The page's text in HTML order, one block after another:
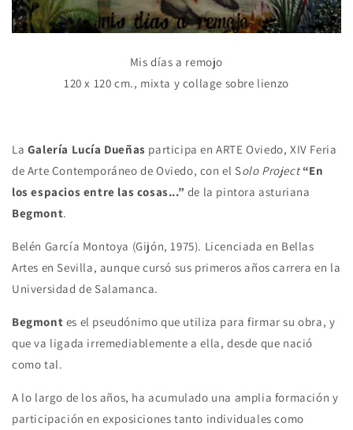
Mis días a remojo
120 x 120 cm., mixta y collage sobre lienzo
La Galería Lucía Dueñas participa en ARTE Oviedo, XIV Feria
de Arte Contemporáneo de Oviedo, con el Solo Project“En
los espacios entre las cosas...” de la pintora asturiana
Begmont.
Belén García Montoya (Gijón, 1975). Licenciada en Bellas
Artes en Sevilla, aunque cursó sus primeros años carrera en la
Universidad de Salamanca.
Begmont es el pseudónimo que utiliza para firmar su obra, y
que va ligada irremediablemente a ella, desde que nació
como tal.
A lo largo de los años, ha acumulado una amplia formación y
participación en exposiciones tanto individuales como